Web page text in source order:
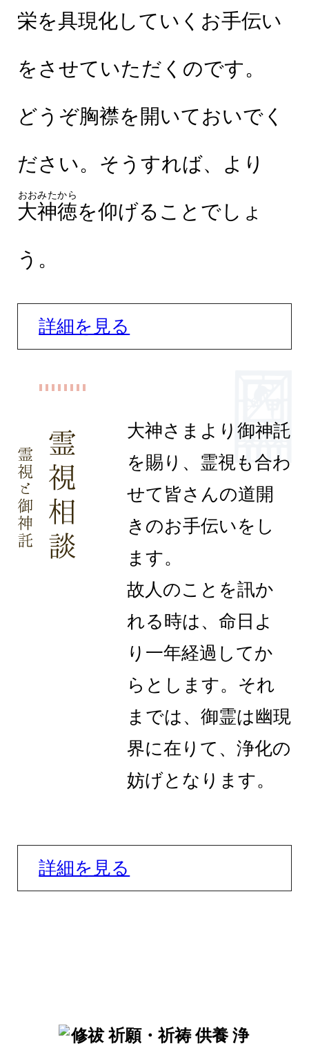
栄を具現化していくお手伝い
をさせていただくのです。
どうぞ胸襟を開いておいでく
ださい。そうすれば、より
大神徳
おおみたから
を仰げることでしょ
う。
詳細を見る
大神さまより御神託
を賜り、霊視も合わ
せて皆さんの道開
きのお手伝いをし
ます。
故人のことを訊か
れる時は、命日よ
り一年経過してか
らとします。それ
までは、御霊は幽現
界に在りて、浄化の
妨げとなります。
詳細を見る